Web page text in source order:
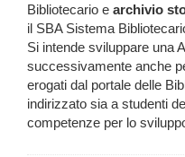
Bibliotecario e archivio
il SBA Sistema
Si intende sviluppare una
successivamente anche
erogati dal portale delle
indirizzato sia a studenti
competenze per lo